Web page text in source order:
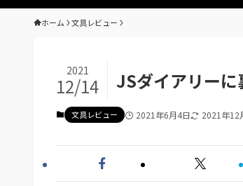
ホーム 文具レビュー
JSダイアリーに
2021
12/14
文具レビュー 2021年6月4日 2021年12